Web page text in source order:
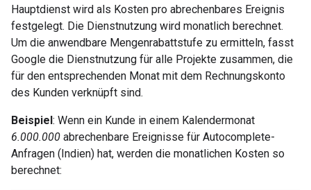
Hauptdienst wird als Kosten pro abrechenbares Ereignis
festgelegt. Die Dienstnutzung wird monatlich berechnet.
Um die anwendbare Mengenrabattstufe zu ermitteln, fasst
Google die Dienstnutzung für alle Projekte zusammen, die
für den entsprechenden Monat mit dem Rechnungskonto
des Kunden verknüpft sind.
Beispiel: Wenn ein Kunde in einem Kalendermonat
6.000.000 abrechenbare Ereignisse für Autocomplete-
Anfragen (Indien) hat, werden die monatlichen Kosten so
berechnet: